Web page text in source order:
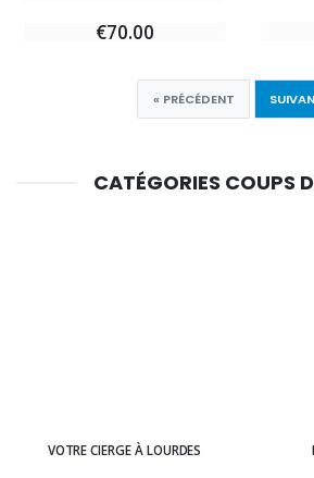
€70.00
« PRÉCÉDENT
CATÉGORIES COUPS
VOTRE CIERGE À LOURDES